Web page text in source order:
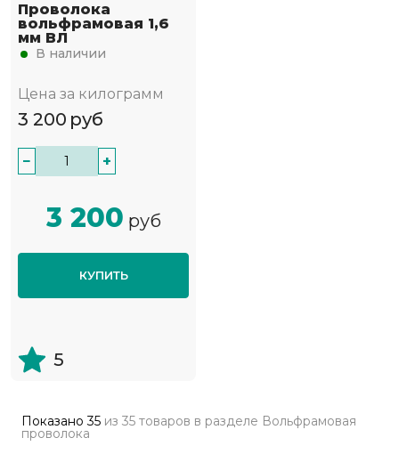
Проволока
вольфрамовая 1,6
мм ВЛ
В наличии
Цена за килограмм
3 200 руб
− +
3 200 руб
КУПИТЬ
5
Показано35 из 35 товаров в разделе Вольфрамовая
проволока